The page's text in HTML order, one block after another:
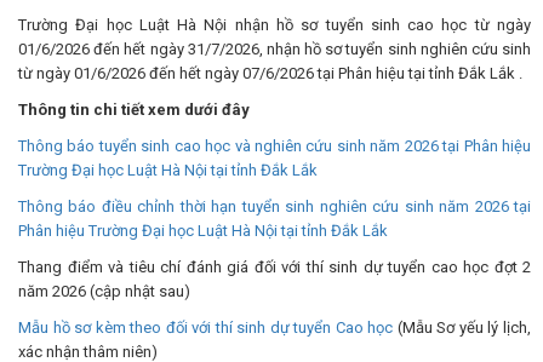
Trường Đại học Luật Hà Nội nhận hồ sơ tuyển sinh cao học từ ngày
01/6/2026 đến hết ngày 31/7/2026, nhận hồ sơ tuyển sinh nghiên cứu sinh
từ ngày 01/6/2026 đến hết ngày 07/6/2026 tại Phân hiệu tại tỉnh Đắk Lắk .
Thông tin chi tiết xem dưới đây
Thông báo tuyển sinh cao học và nghiên cứu sinh năm 2026 tại Phân hiệu
Trường Đại học Luật Hà Nội tại tỉnh Đắk Lắk
Thông báo điều chỉnh thời hạn tuyển sinh nghiên cứu sinh năm 2026 tại
Phân hiệu Trường Đại học Luật Hà Nội tại tỉnh Đắk Lắk
Thang điểm và tiêu chí đánh giá đối với thí sinh dự tuyển cao học đợt 2
năm 2026 (cập nhật sau)
Mẫu hồ sơ kèm theo đối với thí sinh dự tuyển Cao học (Mẫu Sơ yếu lý lịch,
xác nhận thâm niên)